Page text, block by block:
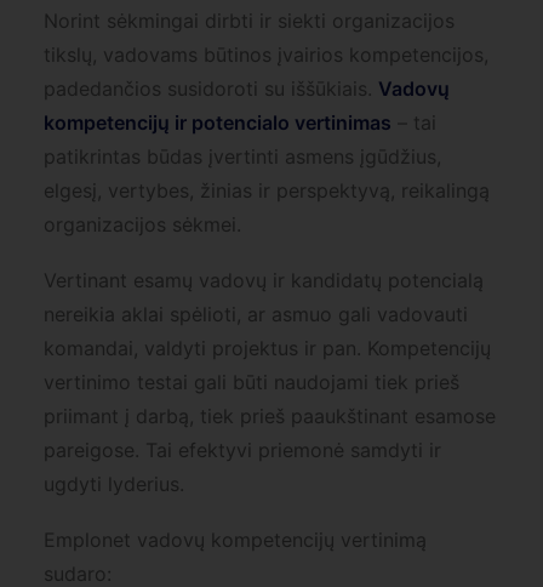
Norint sėkmingai dirbti ir siekti organizacijos
tikslų, vadovams būtinos įvairios kompetencijos,
padedančios susidoroti su iššūkiais. Vadovų
kompetencijų ir potencialo vertinimas – tai
patikrintas būdas įvertinti asmens įgūdžius,
elgesį, vertybes, žinias ir perspektyvą, reikalingą
organizacijos sėkmei.
Vertinant esamų vadovų ir kandidatų potencialą
nereikia aklai spėlioti, ar asmuo gali vadovauti
komandai, valdyti projektus ir pan. Kompetencijų
vertinimo testai gali būti naudojami tiek prieš
priimant į darbą, tiek prieš paaukštinant esamose
pareigose. Tai efektyvi priemonė samdyti ir
ugdyti lyderius.
Emplonet vadovų kompetencijų vertinimą
sudaro: